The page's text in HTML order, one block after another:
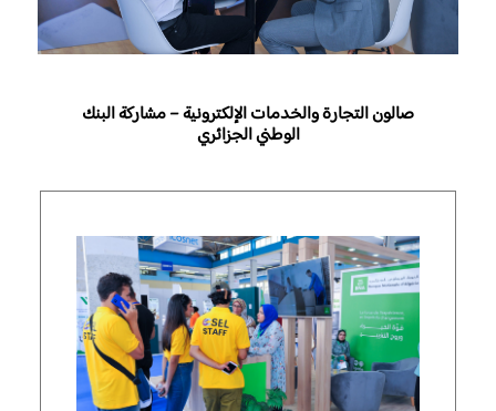
صالون التجارة والخدمات الإلكترونية – مشاركة البنك
الوطني الجزائري